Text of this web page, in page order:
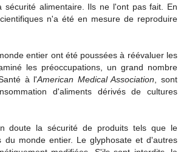
alimentaire. Ils ne l'ont pas fait. En
n'a été en mesure de reproduire
entier ont été poussées à réévaluer les
les préoccupations, un grand nombre
à l'American Medical Association , sont
d'aliments dérivés de cultures
doute la sécurité de produits tels que le
monde entier. Le glyphosate et d'autres